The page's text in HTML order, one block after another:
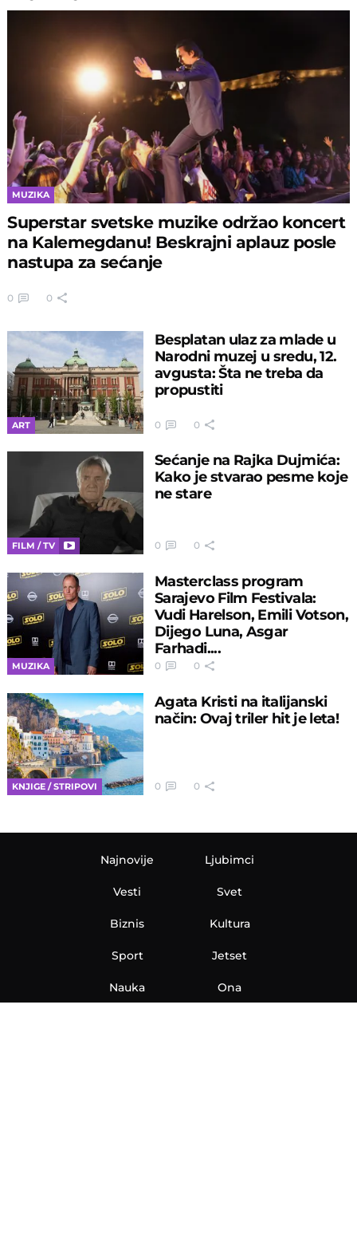
MUZIKA
Superstar svetske muzike održao koncert
na Kalemegdanu! Beskrajni aplauz posle
nastupa za sećanje
0 0
ART
Besplatan ulaz za mlade u
Narodni muzej u sredu, 12.
avgusta: Šta ne treba da
propustiti
0 0
FILM / TV
Sećanje na Rajka Dujmića:
Kako je stvarao pesme koje
ne stare
0 0
MUZIKA
Masterclass program
Sarajevo Film Festivala:
Vudi Harelson, Emili Votson,
Dijego Luna, Asgar
Farhadi....
0 0
KNJIGE / STRIPOVI
Agata Kristi na italijanski
način: Ovaj triler hit je leta!
0 0
Najnovije
Vesti
Biznis
Sport
Nauka
Ljubimci
Svet
Kultura
Jetset
Ona